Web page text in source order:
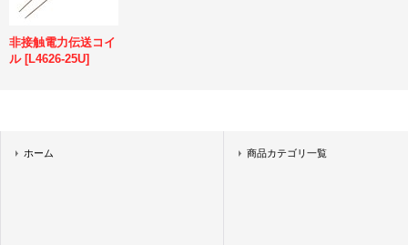
非接触電力伝送コイ
ル [L4626-25U]
ホーム 商品カテゴリ一覧